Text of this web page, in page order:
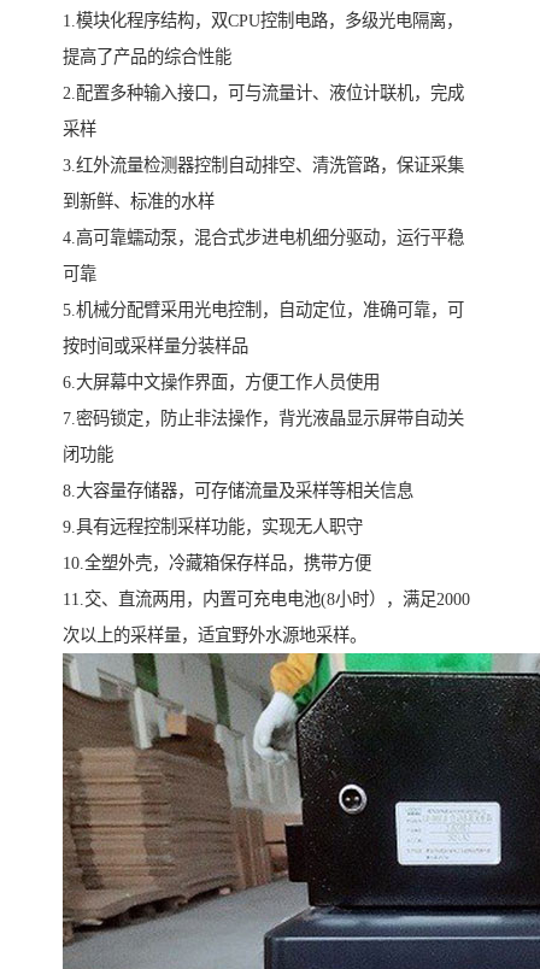
1.模块化程序结构，双CPU控制电路，多级光电隔离，
提高了产品的综合性能
2.配置多种输入接口，可与流量计、液位计联机，完成
采样
3.红外流量检测器控制自动排空、清洗管路，保证采集
到新鲜、标准的水样
4.高可靠蠕动泵，混合式步进电机细分驱动，运行平稳
可靠
5.机械分配臂采用光电控制，自动定位，准确可靠，可
按时间或采样量分装样品
6.大屏幕中文操作界面，方便工作人员使用
7.密码锁定，防止非法操作，背光液晶显示屏带自动关
闭功能
8.大容量存储器，可存储流量及采样等相关信息
9.具有远程控制采样功能，实现无人职守
10.全塑外壳，冷藏箱保存样品，携带方便
11.交、直流两用，内置可充电电池(8小时），满足2000
次以上的采样量，适宜野外水源地采样。